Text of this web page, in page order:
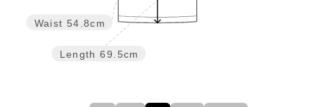
Length 69.5cm
Waist 54.8cm